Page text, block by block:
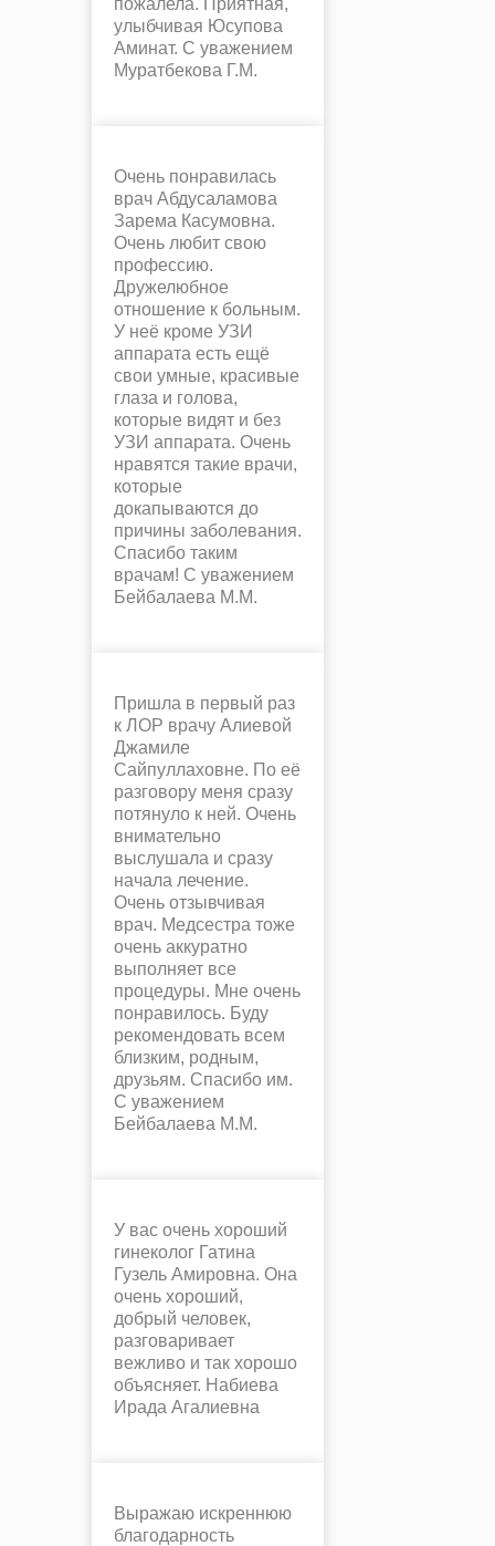
пожалела. Приятная,
улыбчивая Юсупова
Аминат. С уважением
Муратбекова Г.М.
Очень понравилась
врач Абдусаламова
Зарема Касумовна.
Очень любит свою
профессию.
Дружелюбное
отношение к больным.
У неё кроме УЗИ
аппарата есть ещё
свои умные, красивые
глаза и голова,
которые видят и без
УЗИ аппарата. Очень
нравятся такие врачи,
которые
докапываются до
причины заболевания.
Спасибо таким
врачам! С уважением
Бейбалаева М.М.
Пришла в первый раз
к ЛОР врачу Алиевой
Джамиле
Сайпуллаховне. По её
разговору меня сразу
потянуло к ней. Очень
внимательно
выслушала и сразу
начала лечение.
Очень отзывчивая
врач. Медсестра тоже
очень аккуратно
выполняет все
процедуры. Мне очень
понравилось. Буду
рекомендовать всем
близким, родным,
друзьям. Спасибо им.
С уважением
Бейбалаева М.М.
У вас очень хороший
гинеколог Гатина
Гузель Амировна. Она
очень хороший,
добрый человек,
разговаривает
вежливо и так хорошо
объясняет. Набиева
Ирада Агалиевна
Выражаю искреннюю
благодарность